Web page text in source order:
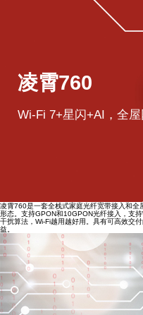
凌霄760
Wi-Fi 7+星闪+AI，全
凌霄760是一套全栈式家庭光纤宽带接入和
形态。支持GPON和10GPON光纤接入，支
干扰算法，Wi-Fi越用越好用。具有可高效交
益。